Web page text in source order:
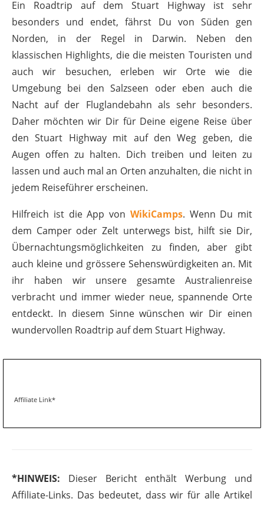
Ein Roadtrip auf dem Stuart Highway ist sehr
besonders und endet, fährst Du von Süden gen
Norden, in der Regel in Darwin. Neben den
klassischen Highlights, die die meisten Touristen und
auch wir besuchen, erleben wir Orte wie die
Umgebung bei den Salzseen oder eben auch die
Nacht auf der Fluglandebahn als sehr besonders.
Daher möchten wir Dir für Deine eigene Reise über
den Stuart Highway mit auf den Weg geben, die
Augen offen zu halten. Dich treiben und leiten zu
lassen und auch mal an Orten anzuhalten, die nicht in
jedem Reiseführer erscheinen.
Hilfreich ist die App von WikiCamps. Wenn Du mit
dem Camper oder Zelt unterwegs bist, hilft sie Dir,
Übernachtungsmöglichkeiten zu finden, aber gibt
auch kleine und grössere Sehenswürdigkeiten an. Mit
ihr haben wir unsere gesamte Australienreise
verbracht und immer wieder neue, spannende Orte
entdeckt. In diesem Sinne wünschen wir Dir einen
wundervollen Roadtrip auf dem Stuart Highway.
Affiliate Link*
*HINWEIS: Dieser Bericht enthält Werbung und
Affiliate-Links. Das bedeutet, dass wir für alle Artikel